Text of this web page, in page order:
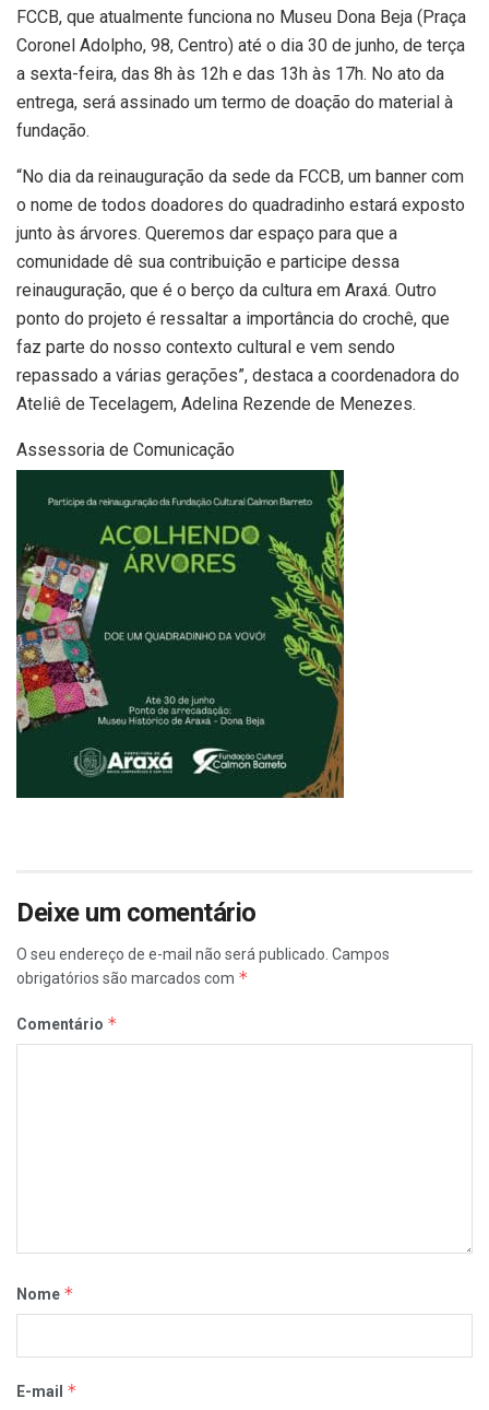
FCCB, que atualmente funciona no Museu Dona Beja (Praça
Coronel Adolpho, 98, Centro) até o dia 30 de junho, de terça
a sexta-feira, das 8h às 12h e das 13h às 17h. No ato da
entrega, será assinado um termo de doação do material à
fundação.
“No dia da reinauguração da sede da FCCB, um banner com
o nome de todos doadores do quadradinho estará exposto
junto às árvores. Queremos dar espaço para que a
comunidade dê sua contribuição e participe dessa
reinauguração, que é o berço da cultura em Araxá. Outro
ponto do projeto é ressaltar a importância do crochê, que
faz parte do nosso contexto cultural e vem sendo
repassado a várias gerações”, destaca a coordenadora do
Ateliê de Tecelagem, Adelina Rezende de Menezes.
Assessoria de Comunicação
Deixe um comentário
O seu endereço de e-mail não será publicado. Campos
obrigatórios são marcados com *
Comentário *
Nome *
E-mail *